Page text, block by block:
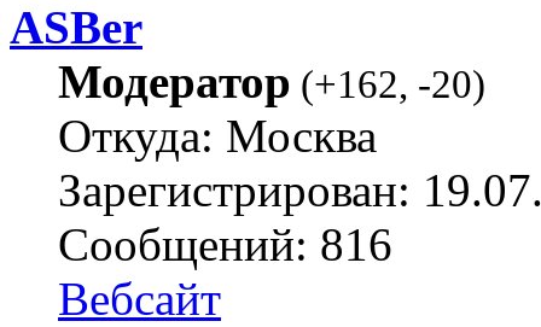
ASBer
Модератор (+162, -20)
Откуда: Москва
Зарегистрирован:
Сообщений: 816
Вебсайт